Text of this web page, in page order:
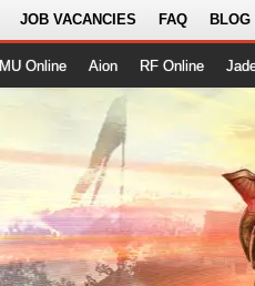
JOB VACANCIES FAQ BLOG
MU Online Aion RF Online